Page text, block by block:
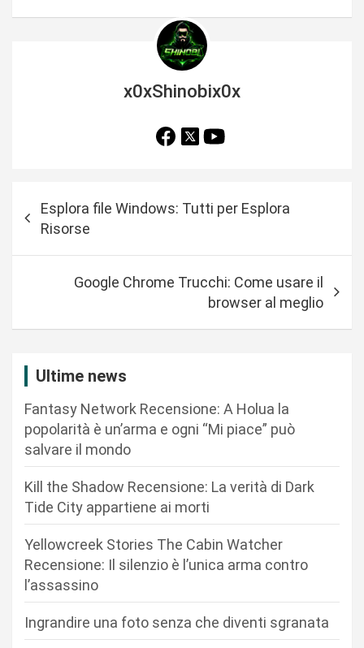
x0xShinobix0x
a
Esplora file Windows: Tutti per Esplora
Risorse
Google Chrome Trucchi: Come usare il
browser al meglio
Ultime news
Fantasy Network Recensione: A Holua la
popolarità è un’arma e ogni “Mi piace” può
salvare il mondo
Kill the Shadow Recensione: La verità di Dark
Tide City appartiene ai morti
Yellowcreek Stories The Cabin Watcher
Recensione: Il silenzio è l’unica arma contro
l’assassino
Ingrandire una foto senza che diventi sgranata